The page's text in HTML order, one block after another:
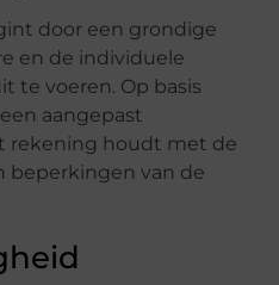
door een grondige
en de individuele
te voeren. Op basis
aangepast
rekening houdt met de
beperkingen van de